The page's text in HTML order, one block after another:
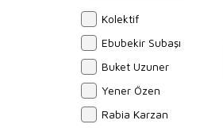
Kolektif
Ebubekir Subaşı
Buket Uzuner
Yener Özen
Rabia Karzan